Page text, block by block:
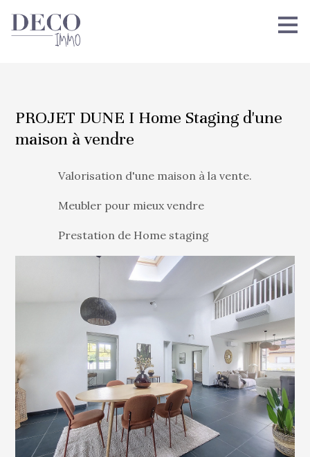
Passer
au
contenu
PROJET DUNE I Home Staging d'une
maison à vendre
Valorisation d'une maison à la vente.
Meubler pour mieux vendre
Prestation de Home staging